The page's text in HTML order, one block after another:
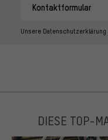
Kontaktformular
Unsere Datenschutzerklärung
DIESE TOP-